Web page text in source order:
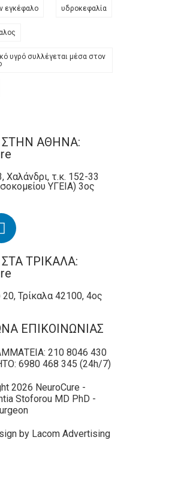
εγκέφαλο υδροκεφαλία
υγρό συλλέγεται μέσα στον
ΣΤΗΝ ΑΘΗΝΑ:
Χαλάνδρι, τ.κ. 152-33
ΥΓΕΙΑ) 3ος
ΣΤΑ ΤΡΙΚΑΛΑ:
Τρίκαλα 42100, 4ος
ΕΠΙΚΟΙΝΩΝΙΑΣ
210 8046 430
6980 468 345 (24h/7)
2026 NeuroCure -
Stoforou MD PhD -
by Lacom Advertising